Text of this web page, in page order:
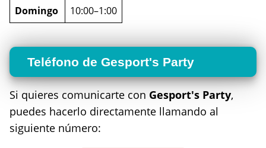
Domingo
10:00–1:00
Teléfono de Gesport's Party
Si quieres comunicarte con Gesport's Party,
puedes hacerlo directamente llamando al
siguiente número: